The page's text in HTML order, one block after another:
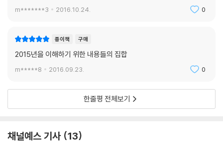
세상을 살아가는 달관세대는 뭔가 특별한 것을 갈구한다. 자신의 존재감을
큼은 포기할 수 없다. 기성세대는 이해할 수 없지만 있어 보이게 하는 연출
은 이들에게 마지막 자존감인 것이다.
---「대충 빠르게, 있어 보이게」중에서
보다 근본적으로는 젊은 부모들의 세대적 특성이 과거와 판이하게 달라졌
하고 늦게 아이를 갖는다. 특히 육아를 위해 직장을 포기하며 경력 단절을
셀카봉
* 타인에게 보이지 않던 사적인 삶의 영역 과시
소형 SUV
* 가족중심적 여가문화 확산과 가성비의 강조
쉐프테이너
* 실천가능한 ‘꿀팁’의 확산
m*******3 2016.10.24. 0
종이책 구매
2015년을 이해하기 위한 내용들의 집합
m*****8 2016.09.23. 0
한줄평 전체보기
채널예스 기사 13